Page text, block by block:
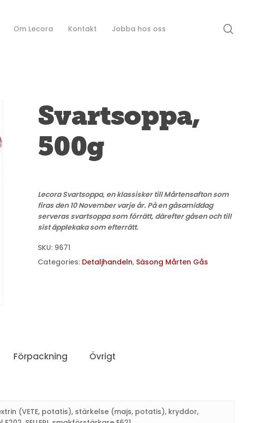
Om Lecora Kontakt Jobba hos oss
Svartsoppa,
500g
Lecora Svartsoppa, en klassisker till Mårtensafton som
firas den 10 November varje år. På en gåsamiddag
serveras svartsoppa som förrätt, därefter gåsen och till
sist äpplekaka som efterrätt.
SKU: 9671
Categories: Detaljhandeln, Säsong Mårten Gås
Förpackning Övrigt
(VETE, potatis), stärkelse (majs, potatis), kryddor,